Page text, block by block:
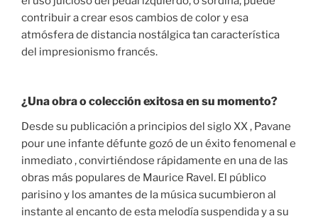
contribuir a crear esos cambios de color y esa
atmósfera de distancia nostálgica tan característica
del impresionismo francés.
¿Una obra o colección exitosa en su momento?
Desde su publicación a principios del siglo XX , Pavane
pour une infante défunte gozó de un éxito fenomenal e
inmediato , convirtiéndose rápidamente en una de las
obras más populares de Maurice Ravel. El público
parisino y los amantes de la música sucumbieron al
instante al encanto de esta melodía suspendida y a su